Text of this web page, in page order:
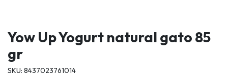
Yow Up Yogurt natural gato 85
gr
SKU: 8437023761014